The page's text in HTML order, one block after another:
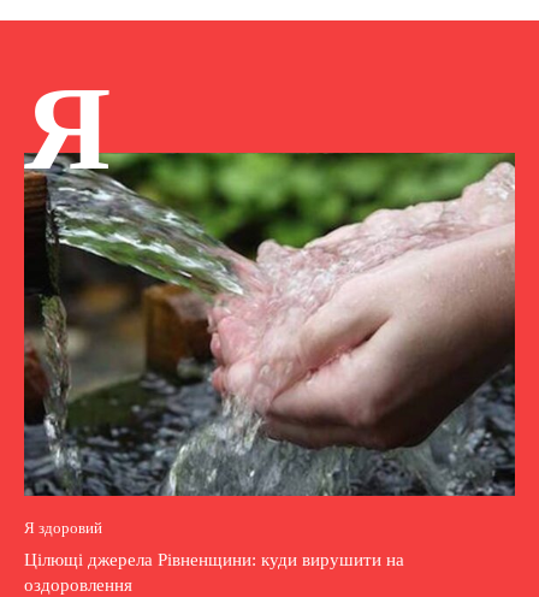
Я
Я здоровий
Цілющі джерела Рівненщини: куди вирушити на
оздоровлення